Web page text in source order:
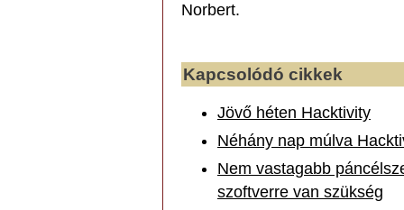
Norbert.
Kapcsolódó cikkek
Jövő héten Hacktivity
Néhány nap múlva
Nem vastagabb
szoftverre van szükség